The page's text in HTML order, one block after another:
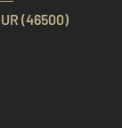
(46500)